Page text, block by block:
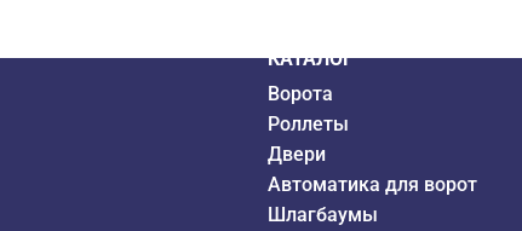
КАТАЛОГ
Ворота
Роллеты
Двери
Автоматика для ворот
Шлагбаумы